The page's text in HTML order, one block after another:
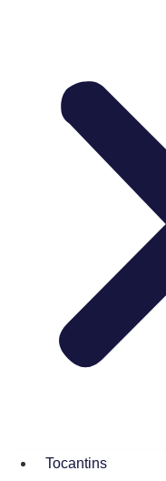
Tocantins